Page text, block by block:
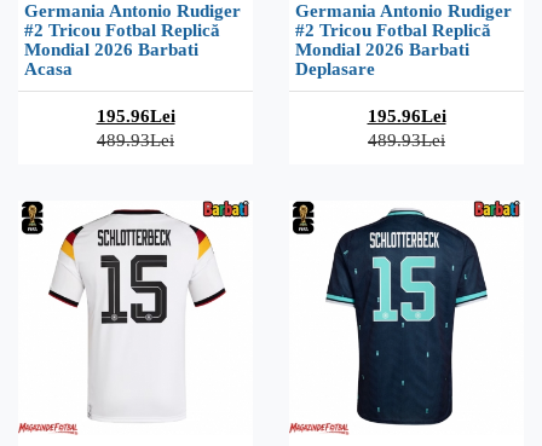
Germania Antonio Rudiger
#2 Tricou Fotbal Replică
Mondial 2026 Barbati
Acasa
195.96Lei
489.93Lei
Germania Antonio Rudiger
#2 Tricou Fotbal Replică
Mondial 2026 Barbati
Deplasare
195.96Lei
489.93Lei